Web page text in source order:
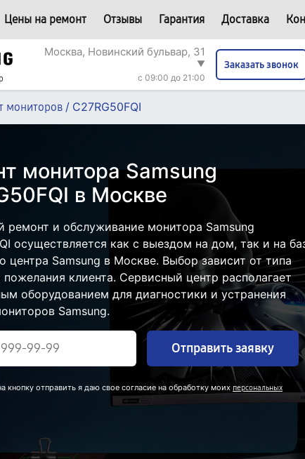
Цены на ремонт Отзывы Гарантия Доставка
Москва, Новинский бульвар, 31
▼
c 09:00 до 21:00
Заказать звонок
мониторов / C27RG50FQI
монитора Samsung
в Москве
ремонт и обслуживание монитора Samsung
осуществляется как с выездом на дом, так и на
центра Samsung в Москве. Выбор зависит от типа
клиента. Сервисный центр располагает
оборудованием для диагностики и устранения
Samsung.
Отправить заявку
кнопку отправить я даю свое согласие на обработку моихперсональных